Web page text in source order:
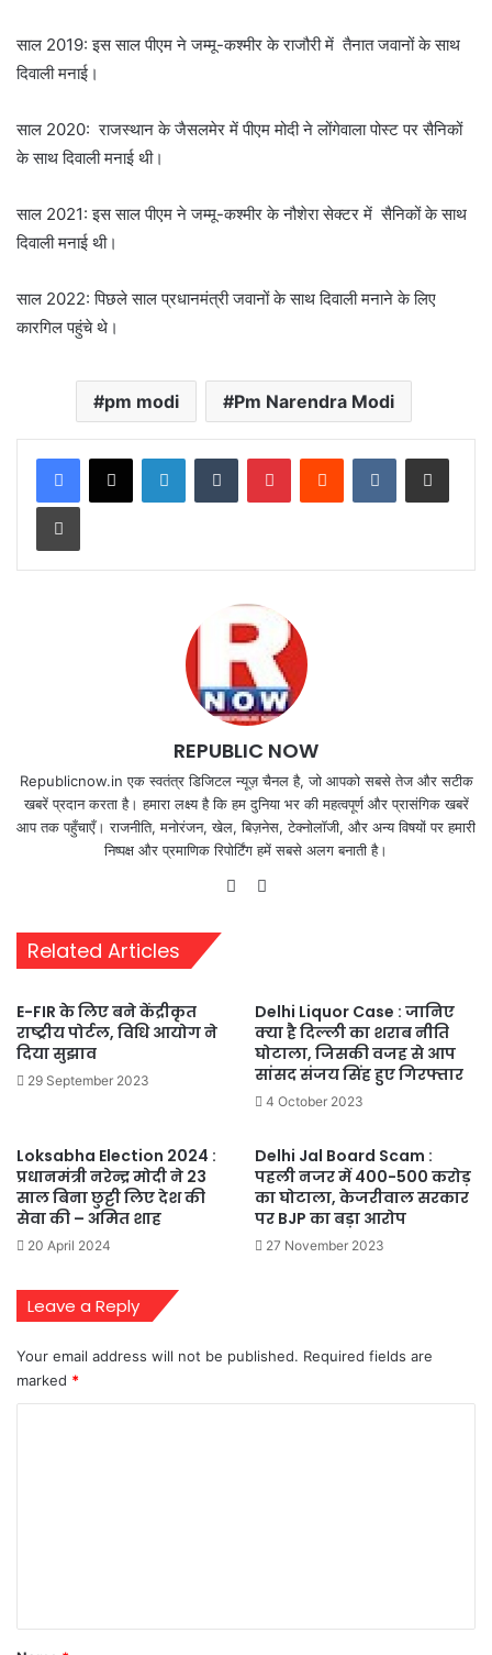
साल 2019: इस साल पीएम ने जम्मू-कश्मीर के राजौरी में तैनात जवानों के साथ
दिवाली मनाई।
साल 2020: राजस्थान के जैसलमेर में पीएम मोदी ने लोंगेवाला पोस्ट पर सैनिकों
के साथ दिवाली मनाई थी।
साल 2021: इस साल पीएम ने जम्मू-कश्मीर के नौशेरा सेक्टर में सैनिकों के साथ
दिवाली मनाई थी।
साल 2022: पिछले साल प्रधानमंत्री जवानों के साथ दिवाली मनाने के लिए
कारगिल पहुंचे थे।
pm modi Pm Narendra Modi
LinkedInTumblr PinterestReddit VKontakteShare via Email
Print
REPUBLIC NOW
Republicnow.in एक स्वतंत्र डिजिटल न्यूज़ चैनल है, जो आपको सबसे तेज और सटीक
खबरें प्रदान करता है। हमारा लक्ष्य है कि हम दुनिया भर की महत्वपूर्ण और प्रासंगिक खबरें
आप तक पहुँचाएँ। राजनीति, मनोरंजन, खेल, बिज़नेस, टेक्नोलॉजी, और अन्य विषयों पर हमारी
निष्पक्ष और प्रमाणिक रिपोर्टिंग हमें सबसे अलग बनाती है।
Website
Related Articles
E-FIR के लिए बने केंद्रीकृत
राष्ट्रीय पोर्टल, विधि आयोग ने
दिया सुझाव
29 September 2023
Delhi Liquor Case : जानिए
क्या है दिल्ली का शराब नीति
घोटाला, जिसकी वजह से आप
सांसद संजय सिंह हुए गिरफ्तार
4 October 2023
Loksabha Election 2024 :
प्रधानमंत्री नरेन्द्र मोदी ने 23
साल बिना छुट्टी लिए देश की
सेवा की – अमित शाह
20 April 2024
Delhi Jal Board Scam :
पहली नजर में 400-500 करोड़
का घोटाला, केजरीवाल सरकार
पर BJP का बड़ा आरोप
27 November 2023
Leave a Reply
Your email address will not be published. Required fields are
marked *
*